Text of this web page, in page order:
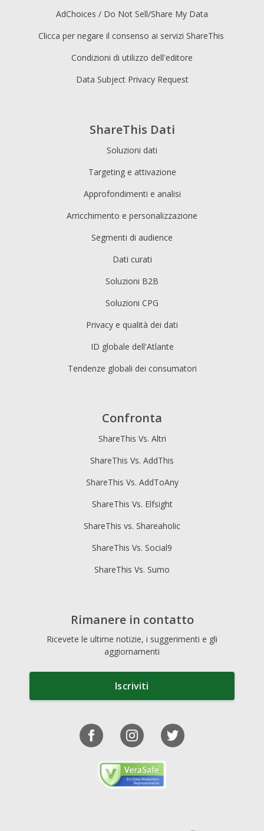
ShareThis Dati
Soluzioni dati
Targeting e attivazione
Approfondimenti e analisi
Arricchimento e personalizzazione
Segmenti di audience
Dati curati
Soluzioni B2B
Soluzioni CPG
Privacy e qualità dei dati
ID globale dell'Atlante
Tendenze globali dei consumatori
AdChoices / Do Not Sell/Share My Data
Clicca per negare il consenso ai servizi ShareThis
Condizioni di utilizzo dell'editore
Data Subject Privacy Request
Confronta
ShareThis Vs. Altri
ShareThis Vs. AddThis
ShareThis Vs. AddToAny
ShareThis Vs. Elfsight
ShareThis vs. Shareaholic
ShareThis Vs. Social9
ShareThis Vs. Sumo
Rimanere in contatto
Ricevete le ultime notizie, i suggerimenti e gli
aggiornamenti
Iscriviti